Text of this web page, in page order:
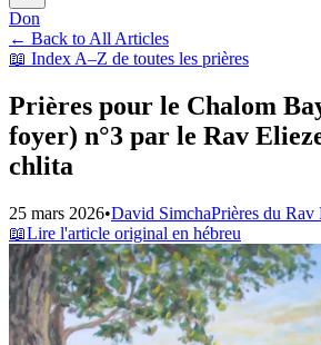
Don
← Back to All Articles
📖 Index A–Z de toutes les prières
Prières pour le Chalom
foyer) n°3 par le Rav
chlita
25 mars 2026•David SimchaPrières du Rav
📖Lire l'article original en hébreu